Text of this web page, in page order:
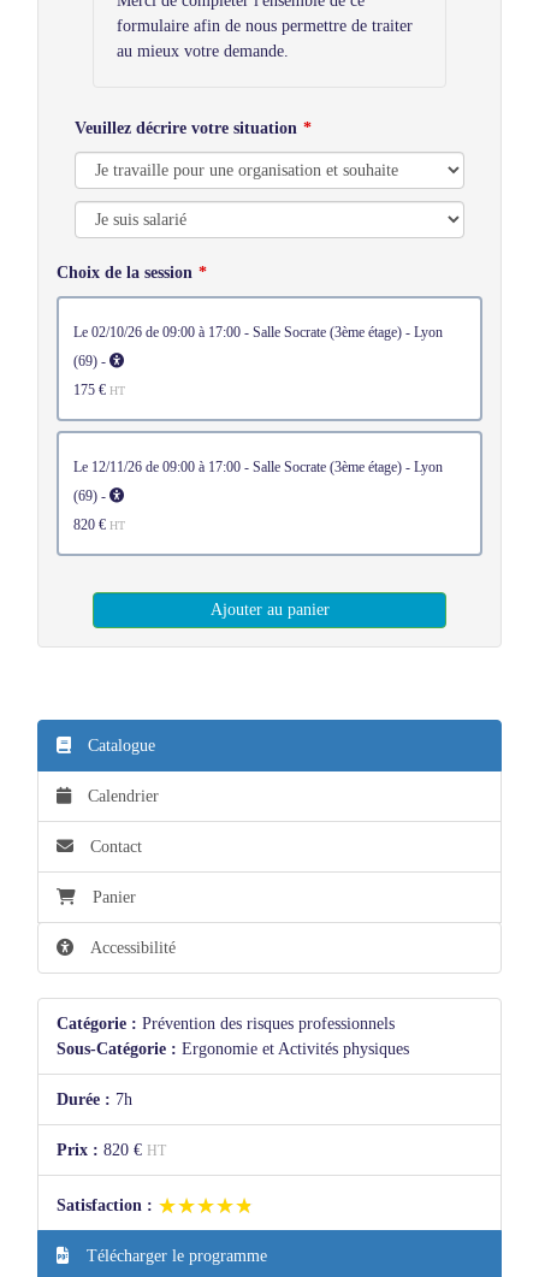
formulaire afin de nous permettre de traiter
au mieux votre demande.
Veuillez décrire votre situation
Choix de la session
le 02/10/26 de 09:00 à 17:00 - Salle Socrate (3ème étage) - Lyon
(69) -
175 € HT
le 12/11/26 de 09:00 à 17:00 - Salle Socrate (3ème étage) - Lyon
(69) -
820 € HT
Ajouter au panier
Catalogue
Calendrier
Contact
Panier
Accessibilité
Catégorie : Prévention des risques professionnels
Sous-Catégorie : Ergonomie et Activités physiques
Durée : 7h
Prix : 820 € HT
Satisfaction : ★★★★★
★★★★★
Télécharger le programme